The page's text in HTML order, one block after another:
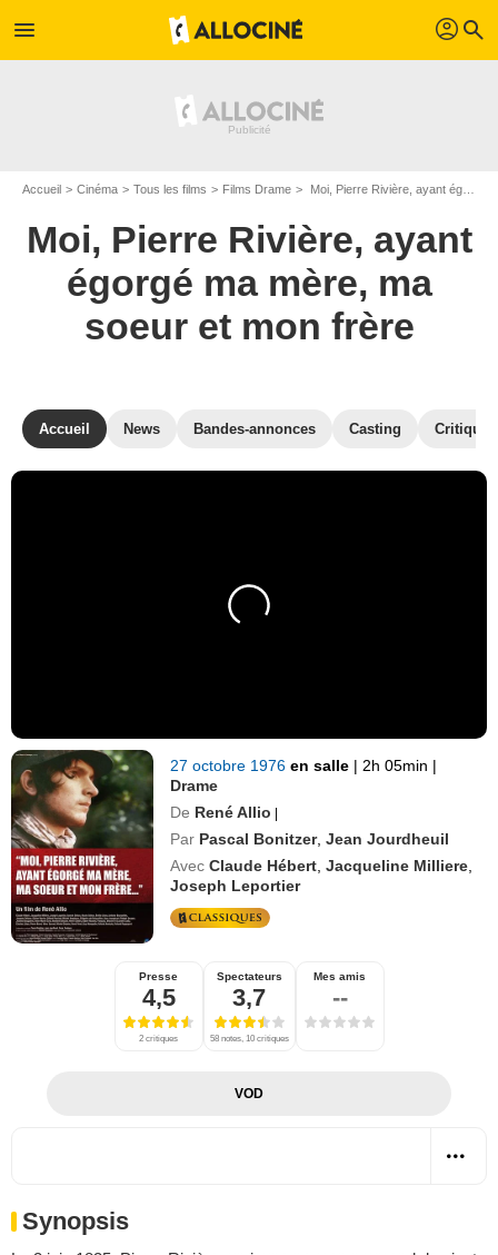
menu profil search
Accueil Cinéma Tous les films Films Drame Moi, Pierre Rivière, ayant égorgé ma mère, ma soeur et mon frère de René Allio
Moi, Pierre Rivière, ayant
égorgé ma mère, ma
soeur et mon frère
Accueil News Bandes-annonces Casting
27 octobre 1976en salle | 2h 05min |
Drame
De René Allio |
Par Pascal Bonitzer,Jean Jourdheuil
Avec Claude Hébert ,Jacqueline Milliere
Joseph Leportier
Presse
4,5
2 critiques
Spectateurs
3,7
58 notes, 10 critiques
Mes amis
--
VOD
Synopsis